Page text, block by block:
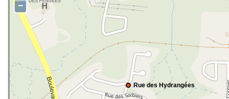
Rue des Hydrangées
−